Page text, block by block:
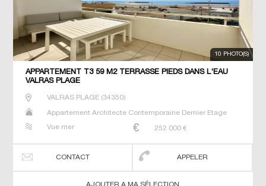
10 PHOTO(S)
APPARTEMENT T3 59 M2 TERRASSE PIEDS DANS L'EAU
VALRAS PLAGE
VALRAS PLAGE(34350)
Appartement Architecte Contemporaine Dernier Etage
Villa
Vue mer 252 000 €
CONTACT APPELER
AJOUTER A MA SÉLECTION